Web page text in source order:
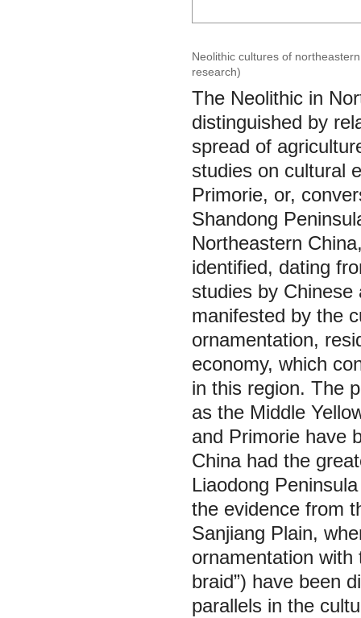
Neolithic cultures of
research)
The Neolithic in
distinguished by
spread of
studies on cultural
Primorie, or,
Shandong
Northeastern
identified, dating
studies by
manifested by the
ornamentation,
economy, which
in this region. The
as the Middle
and Primorie have
China had the
Liaodong
the evidence from
Sanjiang Plain,
ornamentation with
braid”) have been
parallels in the